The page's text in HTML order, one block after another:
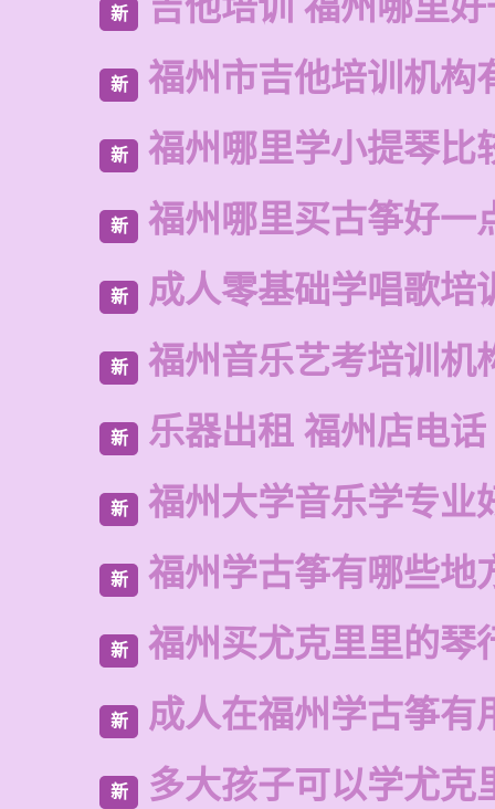
新
新 福州市吉他培训机构
新 福州哪里学小提琴比
新 福州哪里买古筝好一
新 成人零基础学唱歌培
新 福州音乐艺考培训机
新 乐器出租 福州店电话
新 福州大学音乐学专业
新 福州学古筝有哪些地
新 福州买尤克里里的琴
新 成人在福州学古筝有
新 多大孩子可以学尤克